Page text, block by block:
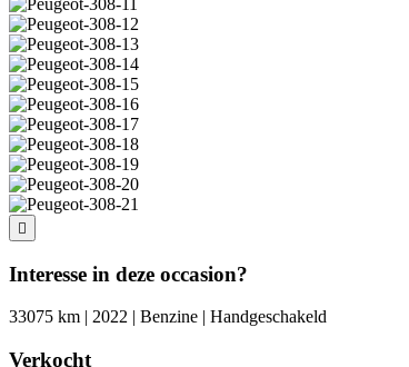
Interesse in deze occasion?
33075 km | 2022 | Benzine | Handgeschakeld
Verkocht